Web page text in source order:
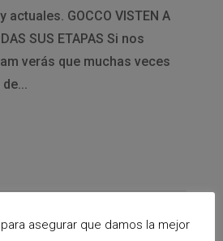
GOCCO VISTEN A
SUS ETAPAS Si nos
verás que muchas veces
asegurar que damos la mejor